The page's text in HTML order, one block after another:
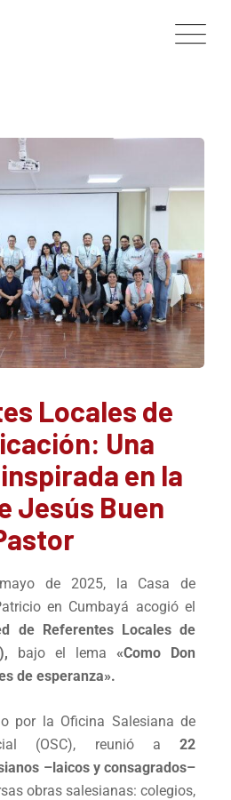
Locales de
Una
en la
Jesús Buen
de 2025, la Casa de
en Cumbayá acogió el
de Referentes Locales de
bajo el lema «Como Don
de esperanza».
por la Oficina Salesiana de
(OSC), reunió a 22
–laicos y consagrados–
obras salesianas: colegios,